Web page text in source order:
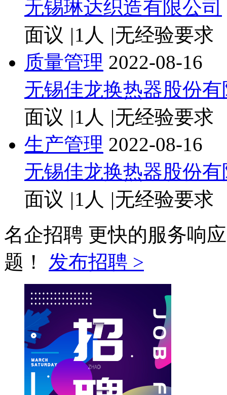
无锡琳达织造有限公司
面议 |1人 |无经验要求
质量管理 2022-08-16
无锡佳龙换热器股份
面议 |1人 |无经验要求
生产管理 2022-08-16
无锡佳龙换热器股份
面议 |1人 |无经验要求
名企招聘 更快的服务响
题！
发布招聘 >